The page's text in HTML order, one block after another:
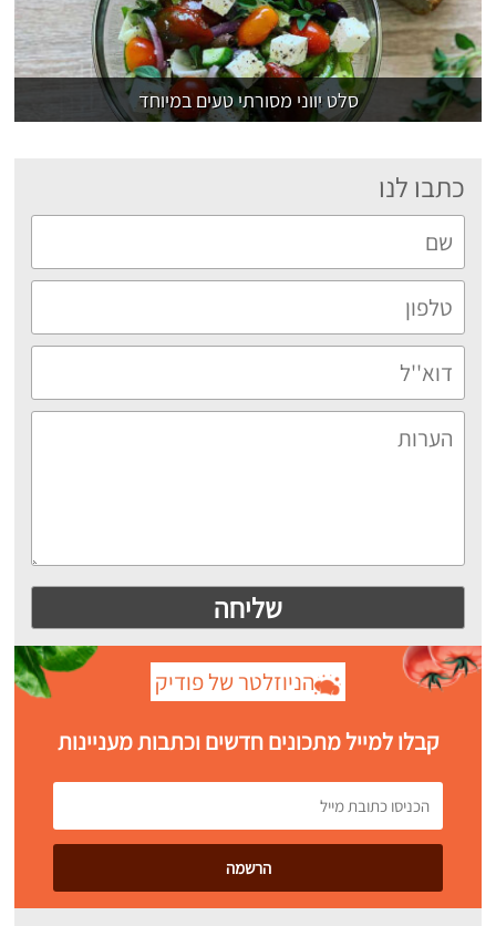
סלט יווני מסורתי טעים במיוחד
כתבו לנו
הניוזלטר של פודיק
קבלו למייל מתכונים חדשים וכתבות מעניינות